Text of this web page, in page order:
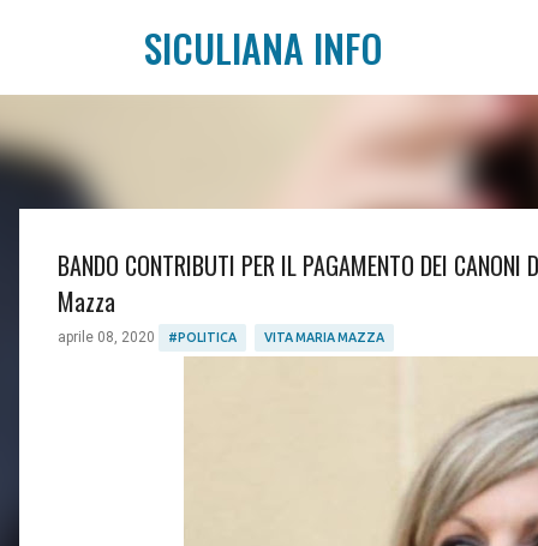
SICULIANA INFO
BANDO CONTRIBUTI PER IL PAGAMENTO DEI
Mazza
aprile 08, 2020 #POLITICA VITA MARIA MAZZA